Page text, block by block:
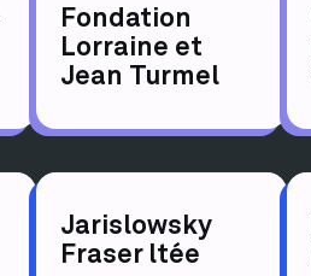
Fondation
Lorraine et
Jean Turmel
Jarislowsky
Fraser ltée